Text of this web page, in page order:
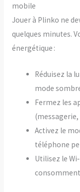
mobile
Jouer à Plinko ne
quelques minutes.
énergétique :
Réduisez la
mode
Fermez les
(messagerie,
Activez le
téléphone
Utilisez le
consomment